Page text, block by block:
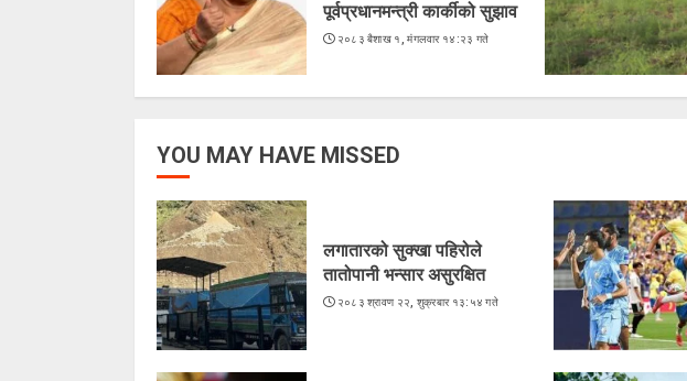
पूर्वप्रधानमन्त्री कार्कीको सुझाव
२०८३ बैशाख १, मंगलवार १४:२३ गते
YOU MAY HAVE MISSED
लगातारको सुक्खा पहिरोले
तातोपानी भन्सार असुरक्षित
२०८३ श्रावण २२, शुक्रबार १३:५४ गते